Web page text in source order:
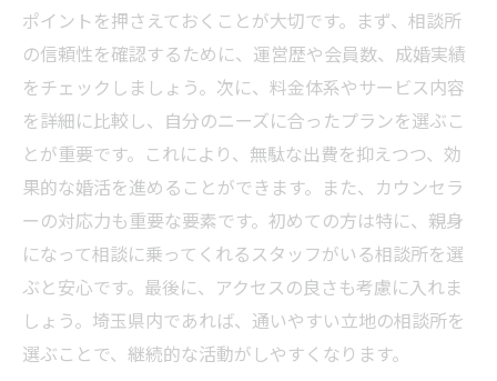
ポイントを押さえておくことが大切です。まず、相談所
の信頼性を確認するために、運営歴や会員数、成婚実績
をチェックしましょう。次に、料金体系やサービス内容
を詳細に比較し、自分のニーズに合ったプランを選ぶこ
とが重要です。これにより、無駄な出費を抑えつつ、効
果的な婚活を進めることができます。また、カウンセラ
ーの対応力も重要な要素です。初めての方は特に、親身
になって相談に乗ってくれるスタッフがいる相談所を選
ぶと安心です。最後に、アクセスの良さも考慮に入れま
しょう。埼玉県内であれば、通いやすい立地の相談所を
選ぶことで、継続的な活動がしやすくなります。